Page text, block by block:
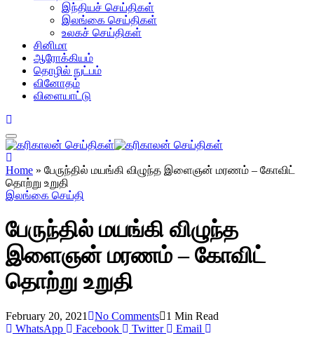
இந்தியச் செய்திகள்
இலங்கை செய்திகள்
உலகச் செய்திகள்
சினிமா
ஆரோக்கியம்
தொழில் நுட்பம்
வினோதம்
விளையாட்டு
Home » பேருந்தில் மயங்கி விழுந்த இளைஞன் மரணம் – கோவிட்
தொற்று உறுதி
இலங்கை செய்தி
பேருந்தில் மயங்கி விழுந்த
இளைஞன் மரணம் – கோவிட்
தொற்று உறுதி
February 20, 2021 No Comments
1 Min Read
WhatsApp
Facebook Twitter Email